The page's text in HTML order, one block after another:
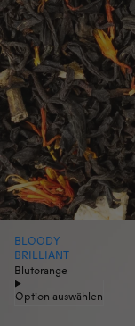
BLOODY
BRILLIANT
Blutorange
Option auswählen